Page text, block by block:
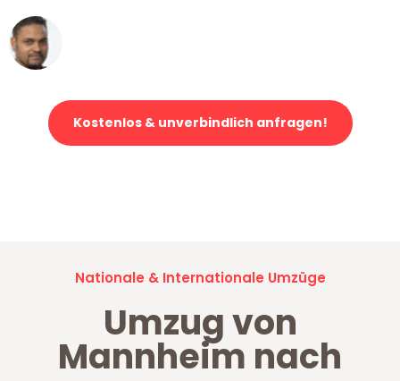
Kostenlos & unverbindlich anfragen!
Nationale & Internationale Umzüge
Umzug von
Mannheim nach